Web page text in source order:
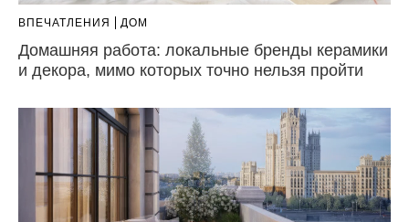
ВПЕЧАТЛЕНИЯ ДОМ
Домашняя работа: локальные бренды керамики
и декора, мимо которых точно нельзя пройти